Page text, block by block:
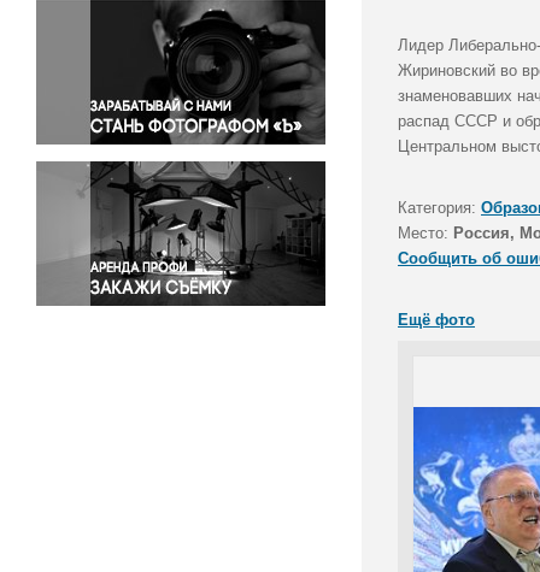
Окружающая среда
Политика
Правосудие
Происшествия и конфликты
Религия
Светская жизнь
Спорт
Экология
Экономика и бизнес
Лидер
Жириновский во
знаменовавших
распад СССР и
Центральном
Категория:
Место: Россия,
Сообщить об
Ещё фото